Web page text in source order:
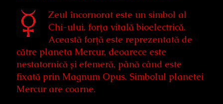
Zeul încornorat este un simbol al
Chi-ului, forța vitală bioelectrică.
Această forță este reprezentată de
către planeta Mercur, deoarece este
nestatornică și efemeră, până când este
fixată prin Magnum Opus. Simbolul planetei
Mercur are coarne.